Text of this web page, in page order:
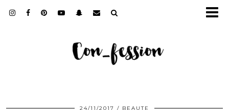
24/11/2017 BEAUTE